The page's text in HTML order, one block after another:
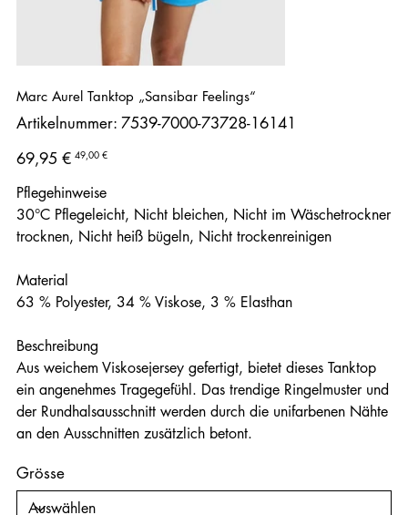
Marc Aurel Tanktop „Sansibar Feelings“
Artikelnummer: Artikelnummer:
7539-
7539-7000-73728-16141
Ursprünglicher
Preis
69,95 € Angebotspreis
49,00 €
Pflegehinweise
30°C Pflegeleicht, Nicht bleichen, Nicht im Wäschetrockner
trocknen, Nicht heiß bügeln, Nicht trockenreinigen
Material
63 % Polyester, 34 % Viskose, 3 % Elasthan
Beschreibung
Aus weichem Viskosejersey gefertigt, bietet dieses Tanktop
ein angenehmes Tragegefühl. Das trendige Ringelmuster und
der Rundhalsausschnitt werden durch die unifarbenen Nähte
an den Ausschnitten zusätzlich betont.
Grösse